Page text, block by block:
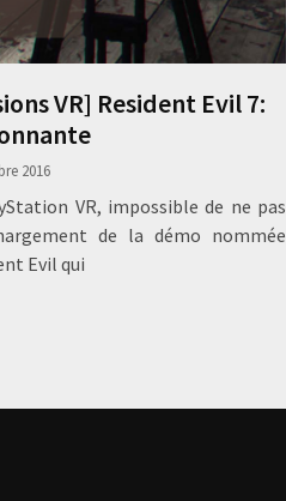
VR] Resident Evil 7:
2016
VR, impossible de ne pas
de la démo nommée
Evil qui